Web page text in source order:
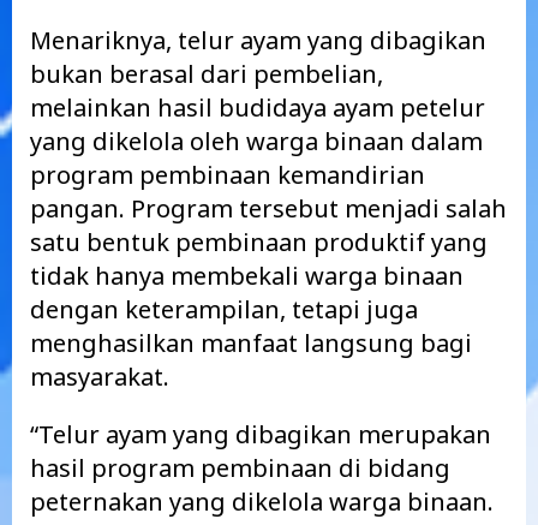
Menariknya, telur ayam yang dibagikan
bukan berasal dari pembelian,
melainkan hasil budidaya ayam petelur
yang dikelola oleh warga binaan dalam
program pembinaan kemandirian
pangan. Program tersebut menjadi salah
satu bentuk pembinaan produktif yang
tidak hanya membekali warga binaan
dengan keterampilan, tetapi juga
menghasilkan manfaat langsung bagi
masyarakat.
“Telur ayam yang dibagikan merupakan
hasil program pembinaan di bidang
peternakan yang dikelola warga binaan.